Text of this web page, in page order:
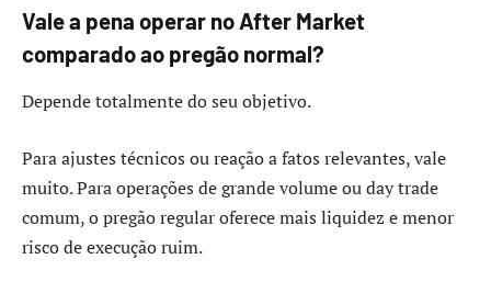
Vale a pena operar no After Market
comparado ao pregão normal?
Depende totalmente do seu objetivo.
Para ajustes técnicos ou reação a fatos relevantes, vale
muito. Para operações de grande volume ou day trade
comum, o pregão regular oferece mais liquidez e menor
risco de execução ruim.